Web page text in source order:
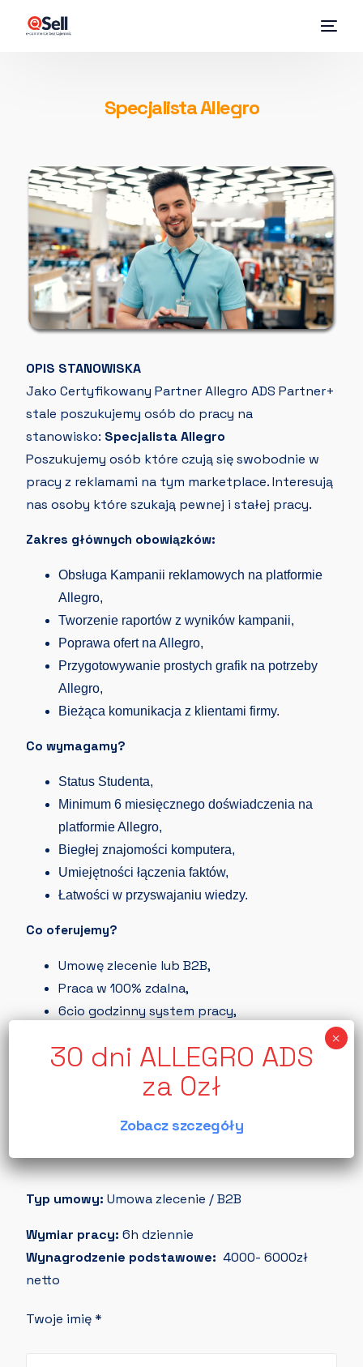
Specjalista Allegro
OPIS STANOWISKA
Jako Certyfikowany Partner Allegro ADS Partner+
stale poszukujemy osób do pracy na
stanowisko: Specjalista Allegro
Poszukujemy osób które czują się swobodnie w
pracy z reklamami na tym marketplace. Interesują
nas osoby które szukają pewnej i stałej pracy.
Zakres głównych obowiązków:
Obsługa Kampanii reklamowych na platformie
Allegro,
Tworzenie raportów z wyników kampanii,
Poprawa ofert na Allegro,
Przygotowywanie prostych grafik na potrzeby
Allegro,
Bieżąca komunikacja z klientami firmy.
Co wymagamy?
Status Studenta,
Minimum 6 miesięcznego doświadczenia na
platformie Allegro,
Biegłej znajomości komputera,
Umiejętności łączenia faktów,
Łatwości w przyswajaniu wiedzy.
Co oferujemy?
Umowę zlecenie lub B2B,
Praca w 100% zdalna,
6cio godzinny system pracy,
Premie uzależnione od wyników (miesięczne
oraz kwartalne),
Szkolenia wewnętrze i zewnętrzne,
Pakiet SPOTIFY oraz odzież firmową,
Typ umowy: Umowa zlecenie / B2B
Wymiar pracy:6h dziennie
Wynagrodzenie podstawowe: 4000- 6000zł
netto
Twoje imię*
Zobacz szczegóły